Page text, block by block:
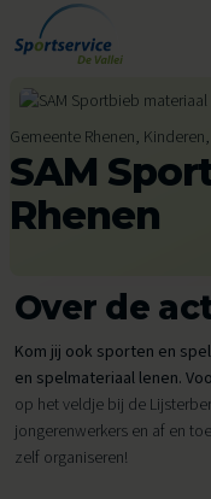
Ga naar de inhoud
Gemeente Rhenen,
SAM
Rhenen
Over de
Kom jij ook sporten en
en spelmateriaal lenen.
op het veldje bij de
jongerenwerkers en af en
zelf organiseren!